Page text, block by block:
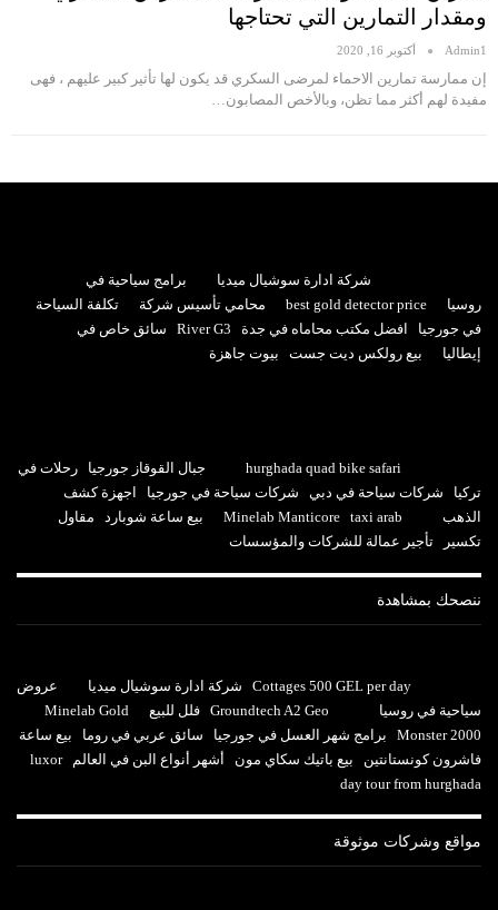
ومقدار التمارين التي تحتاجها
Admin1 أكتوبر 16, 2020
إن ممارسة تمارين الاحماء لمرضى السكري قد يكون لها تأثير كبير عليهم ، فهى
مفيدة لهم أكثر مما تظن، وبالأخص المصابون…
شركة ادارة سوشيال ميديا
برامج سياحية في
روسيا
best gold detector price محامي تأسيس شركة
تكلفة السياحة
في جورجيا
افضل مكتب محاماه في جدة River G3
سائق خاص في
إيطاليا
بيع رولكس ديت جست بيوت جاهزة
hurghada quad bike safari جبال القوقاز جورجيا
رحلات في
تركيا
شركات سياحة في دبي شركات سياحة في جورجيا
اجهزة كشف
الذهب
Minelab Manticore taxi arab بيع ساعة شوبارد
مقاول
تكسير
تأجير عمالة للشركات والمؤسسات
ننصحك بمشاهدة
Cottages 500 GEL per day شركة ادارة سوشيال ميديا
عروض
سياحية في روسيا
Groundtech A2 Geo فلل للبيع
Minelab Gold
Monster 2000
برامج شهر العسل في جورجيا سائق عربي في روما
بيع ساعة
فاشرون كونستانتين
بيع باتيك سكاي مون أشهر أنواع البن في العالم
luxor
day tour from hurghada
مواقع وشركات موثوقة